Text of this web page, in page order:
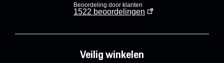
Beoordeling door klanten
1522 beoordelingen
Veilig winkelen